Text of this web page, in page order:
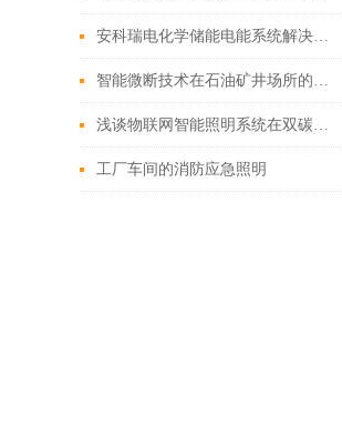
安科瑞电化学储能电能系统解决方案
智能微断技术在石油矿井场所的革新应用与实践
浅谈物联网智能照明系统在双碳目标下的研究与设计
工厂车间的消防应急照明